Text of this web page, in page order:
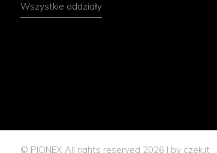
Wszystkie oddziały
© PIONEX All rights reserved 2026 | by czek.it